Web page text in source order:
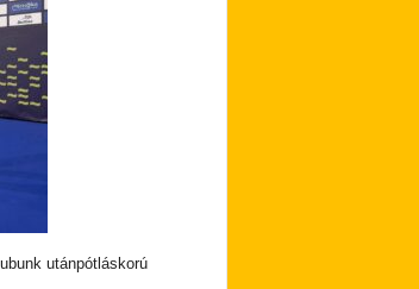
utánpótláskorú